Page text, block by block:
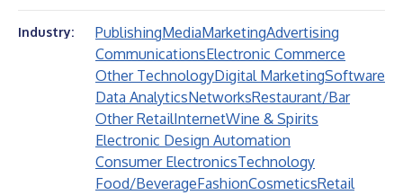
Industry: PublishingMediaMarketingAdvertising
CommunicationsElectronic Commerce
Other TechnologyDigital MarketingSoftware
Data AnalyticsNetworksRestaurant/Bar
Other RetailInternetWine & Spirits
Electronic Design Automation
Consumer ElectronicsTechnology
Food/BeverageFashionCosmeticsRetail